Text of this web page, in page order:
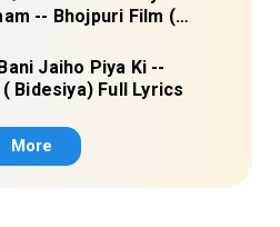
-- Bhojpuri Film (
Jaiho Piya Ki --
Bidesiya) Full Lyrics
More